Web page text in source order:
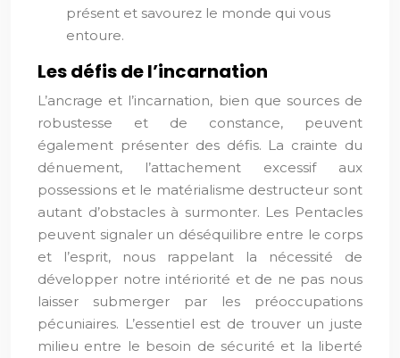
présent et savourez le monde qui vous
entoure.
Les défis de l’incarnation
L’ancrage et l’incarnation, bien que sources de
robustesse et de constance, peuvent
également présenter des défis. La crainte du
dénuement, l’attachement excessif aux
possessions et le matérialisme destructeur sont
autant d’obstacles à surmonter. Les Pentacles
peuvent signaler un déséquilibre entre le corps
et l’esprit, nous rappelant la nécessité de
développer notre intériorité et de ne pas nous
laisser submerger par les préoccupations
pécuniaires. L’essentiel est de trouver un juste
milieu entre le besoin de sécurité et la liberté